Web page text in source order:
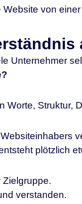
von
Unternehmer
Worte, Struktur,
plötzlich
Zielgruppe.
verstanden.